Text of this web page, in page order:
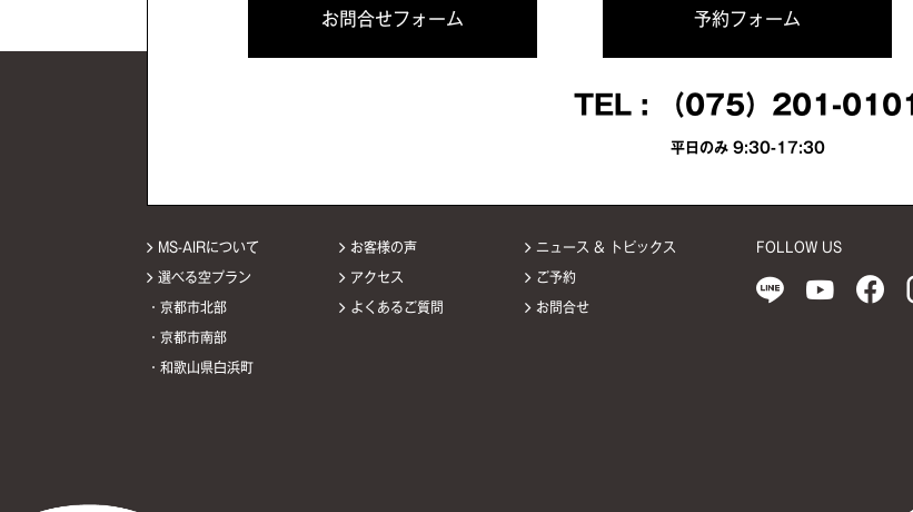
お問合せフォーム 予約フォーム
TEL : （075）201-0101
平日のみ 9:30-17:30
MS-AIRについて
選べる空プラン
・京都市北部
・京都市南部
・和歌山県白浜町
お客様の声
アクセス
よくあるご質問
ニュース & トピックス
ご予約
お問合せ
FOLLOW US